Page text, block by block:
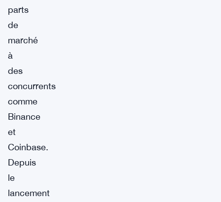
parts
de
marché
à
des
concurrents
comme
Binance
et
Coinbase.
Depuis
le
lancement